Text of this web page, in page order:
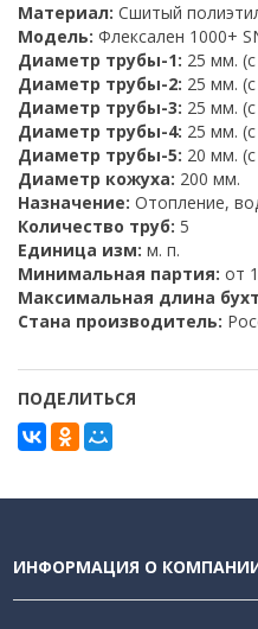
Материал: Сшитый
Модель: Флексален 1000+
Диаметр трубы-1: 25 мм.
Диаметр трубы-2: 25 мм.
Диаметр трубы-3: 25 мм.
Диаметр трубы-4: 25 мм.
Диаметр трубы-5: 20 мм.
Диаметр кожуха: 200 мм.
Назначение: Отопление,
Количество труб: 5
Единица изм: м. п.
Минимальная партия: от
Максимальная длина
Стана производитель:
ПОДЕЛИТЬСЯ
ИНФОРМАЦИЯ О